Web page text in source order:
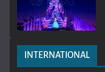
INTERNATIONAL